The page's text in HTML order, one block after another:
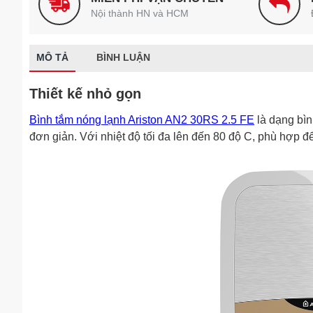
Nội thành HN và HCM
MÔ TẢ BÌNH LUẬN
Thiết kế nhỏ gọn
Bình tắm nóng lạnh Ariston AN2 30RS 2.5 FE là dạng
đơn giản. Với nhiệt độ tối đa lên đến 80 độ C, phù hợp